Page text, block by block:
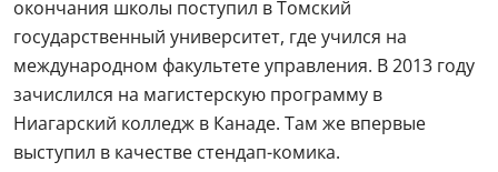
окончания школы поступил в Томский
государственный университет, где учился на
международном факультете управления. В 2013 году
зачислился на магистерскую программу в
Ниагарский колледж в Канаде. Там же впервые
выступил в качестве стендап-комика.